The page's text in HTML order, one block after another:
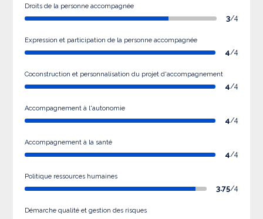
Droits de la personne accompagnée
3/4
Expression et participation de la personne accompagnée
4/4
Coconstruction et personnalisation du projet d'accompagnement
4/4
Accompagnement à l'autonomie
4/4
Accompagnement à la santé
4/4
Politique ressources humaines
3.75/4
Démarche qualité et gestion des risques